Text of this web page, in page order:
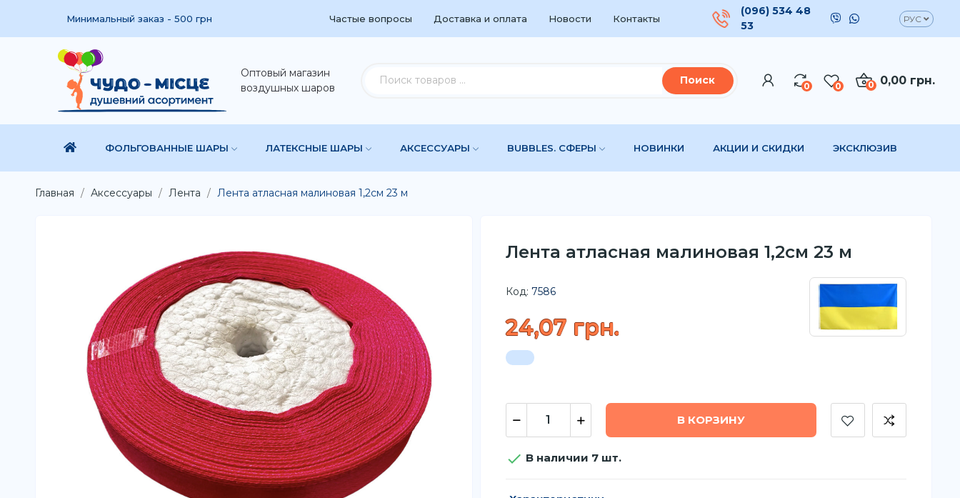
Минимальный заказ - 500 грн Частые вопросы Доставка и оплата Новости Контакты
(096) 534 48
53
РУС
Оптовый магазин
воздушных шаров
Поиск 0 0 0,00 грн.
0
ФОЛЬГОВАННЫЕ ШАРЫ ЛАТЕКСНЫЕ ШАРЫ АКСЕССУАРЫ BUBBLES. СФЕРЫ НОВИНКИ АКЦИИ И СКИДКИ ЭКСКЛЮЗИВ
Главная Аксессуары Лента Лента атласная малиновая 1,2см 23 м
Лента атласная малиновая 1,2см 23 м
Код: 7586
24,07 грн.
В КОРЗИНУ
 В наличии 7 шт.